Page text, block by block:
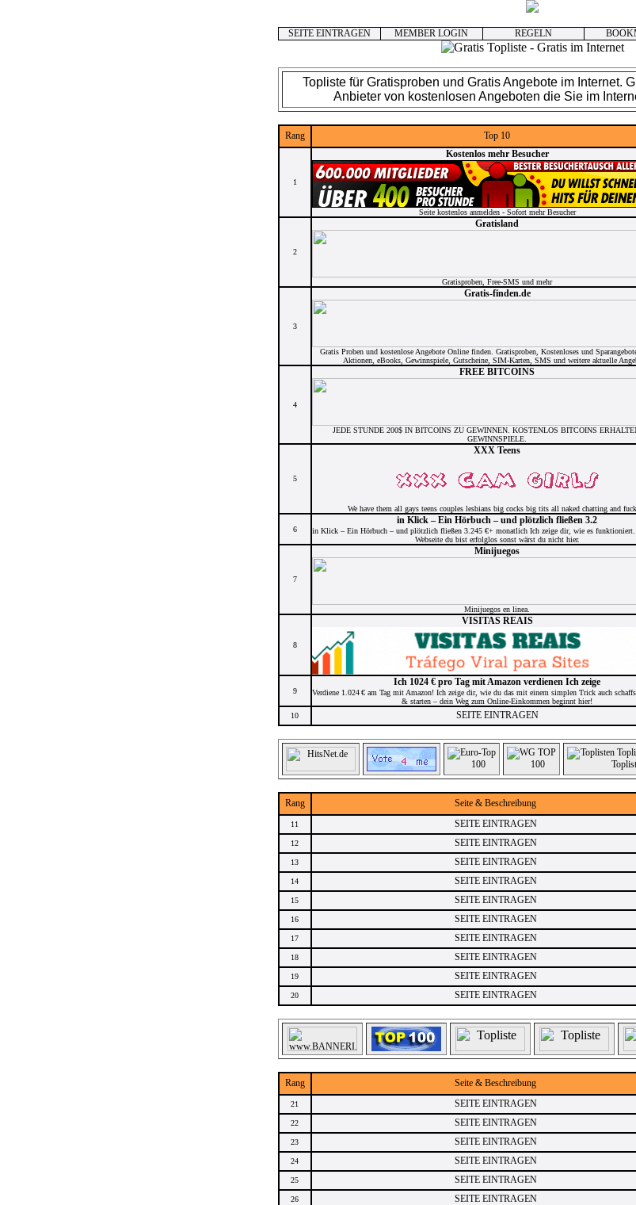
SEITE EINTRAGEN MEMBER LOGIN REGELN
Topliste für Gratisproben und Gratis Angebote im Internet.
Anbieter von kostenlosen Angeboten die Sie im
Rang Top 10
1
Kostenlos mehr Besucher
Seite kostenlos anmelden - Sofort mehr Besucher
2
Gratisland
Gratisproben, Free-SMS und mehr
3
Gratis-finden.de
Gratis Proben und kostenlose Angebote Online finden. Gratisproben, Kostenloses und
Aktionen, eBooks, Gewinnspiele, Gutscheine, SIM-Karten, SMS und weitere aktuelle
4
FREE BITCOINS
JEDE STUNDE 200$ IN BITCOINS ZU GEWINNEN. KOSTENLOS BITCOINS
GEWINNSPIELE.
5
XXX Teens
We have them all gays teens couples lesbians big cocks big tits all naked chatting and
6
in Klick – Ein Hörbuch – und plötzlich fließen 3.2
in Klick – Ein Hörbuch – und plötzlich fließen 3.245 €+ monatlich Ich zeige dir, wie es funktioniert.
Webseite du bist erfolglos sonst wärst du nicht hier.
7
Minijuegos
Minijuegos en linea.
8
VISITAS REAIS
9
Ich 1024 € pro Tag mit Amazon verdienen Ich zeige
Verdiene 1.024 € am Tag mit Amazon! Ich zeige dir, wie du das mit einem simplen Trick auch
& starten – dein Weg zum Online-Einkommen beginnt hier!
10 SEITE EINTRAGEN
Rang Seite & Beschreibung
11
SEITE EINTRAGEN
12
SEITE EINTRAGEN
13
SEITE EINTRAGEN
14
SEITE EINTRAGEN
15
SEITE EINTRAGEN
16
SEITE EINTRAGEN
17
SEITE EINTRAGEN
18
SEITE EINTRAGEN
19
SEITE EINTRAGEN
20
SEITE EINTRAGEN
Rang Seite & Beschreibung
21
SEITE EINTRAGEN
22
SEITE EINTRAGEN
23
SEITE EINTRAGEN
24
SEITE EINTRAGEN
25
SEITE EINTRAGEN
26
SEITE EINTRAGEN